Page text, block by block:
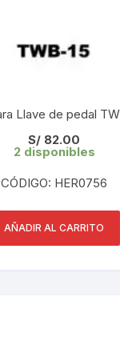
Llave de pedal
S/ 82.00
2 disponibles
CÓDIGO: HER0756
AÑADIR AL CARRITO